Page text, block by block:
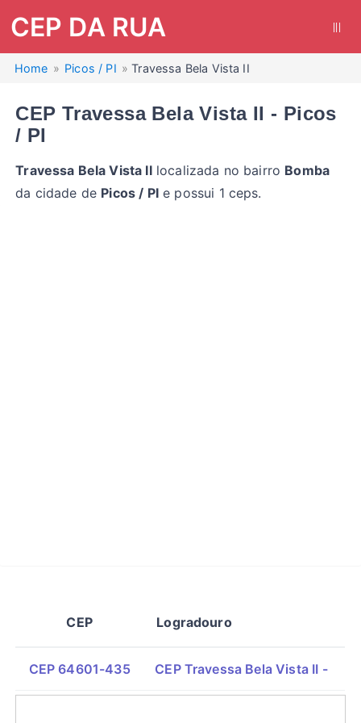
CEP DA RUA
Home Picos / PI Travessa Bela Vista II
CEP Travessa Bela Vista II - Picos
/ PI
Travessa Bela Vista IIlocalizada no bairro Bomba
da cidade de Picos / PIe possui 1 ceps.
CEP Logradouro
CEP 64601-435 CEP Travessa Bela Vista II -